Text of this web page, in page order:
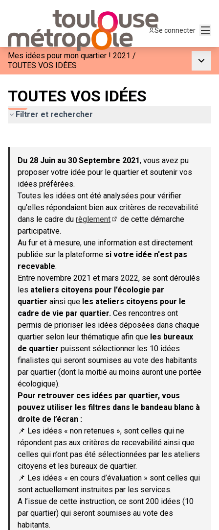
Se connecter
Mes idées pour mon quartier ! 2021 /
TOUTES VOS IDÉES
TOUTES VOS IDÉES
Filtrer et rechercher
−
Du 28 Juin au 30 Septembre 2021, vous avez pu
proposer votre idée pour le quartier et soutenir vos
idées préférées.
Toutes les idées ont été analysées pour vérifier
qu'elles répondaient bien aux critères de recevabilité
dans le cadre du règlement
de cette démarche
participative.
Au fur et à mesure, une information est directement
publiée sur la plateforme si votre idée n'est pas
recevable.
Entre novembre 2021 et mars 2022, se sont déroulés
les ateliers citoyens pour l’écologie par
quartier ainsi que les ateliers citoyens pour le
cadre de vie par quartier. Ces rencontres ont
permis de prioriser les idées déposées dans chaque
quartier selon leur thématique afin que les bureaux
de quartier puissent sélectionner les 10 idées
finalistes qui seront soumises au vote des habitants
par quartier (dont la moitié au moins auront une portée
écologique).
Pour retrouver ces idées par quartier, vous
pouvez utiliser les filtres dans le bandeau blanc à
droite de l’écran :
📌 Les idées « non retenues », sont celles qui ne
répondent pas aux critères de recevabilité ainsi que
celles qui n’ont pas été sélectionnées par les ateliers
citoyens et les bureaux de quartier.
📌 Les idées « en cours d’évaluation » sont celles qui
sont actuellement instruites par les services.
A l’issue de cette instruction, ce sont 200 idées (10
par quartier) qui seront soumises au vote des
habitants.